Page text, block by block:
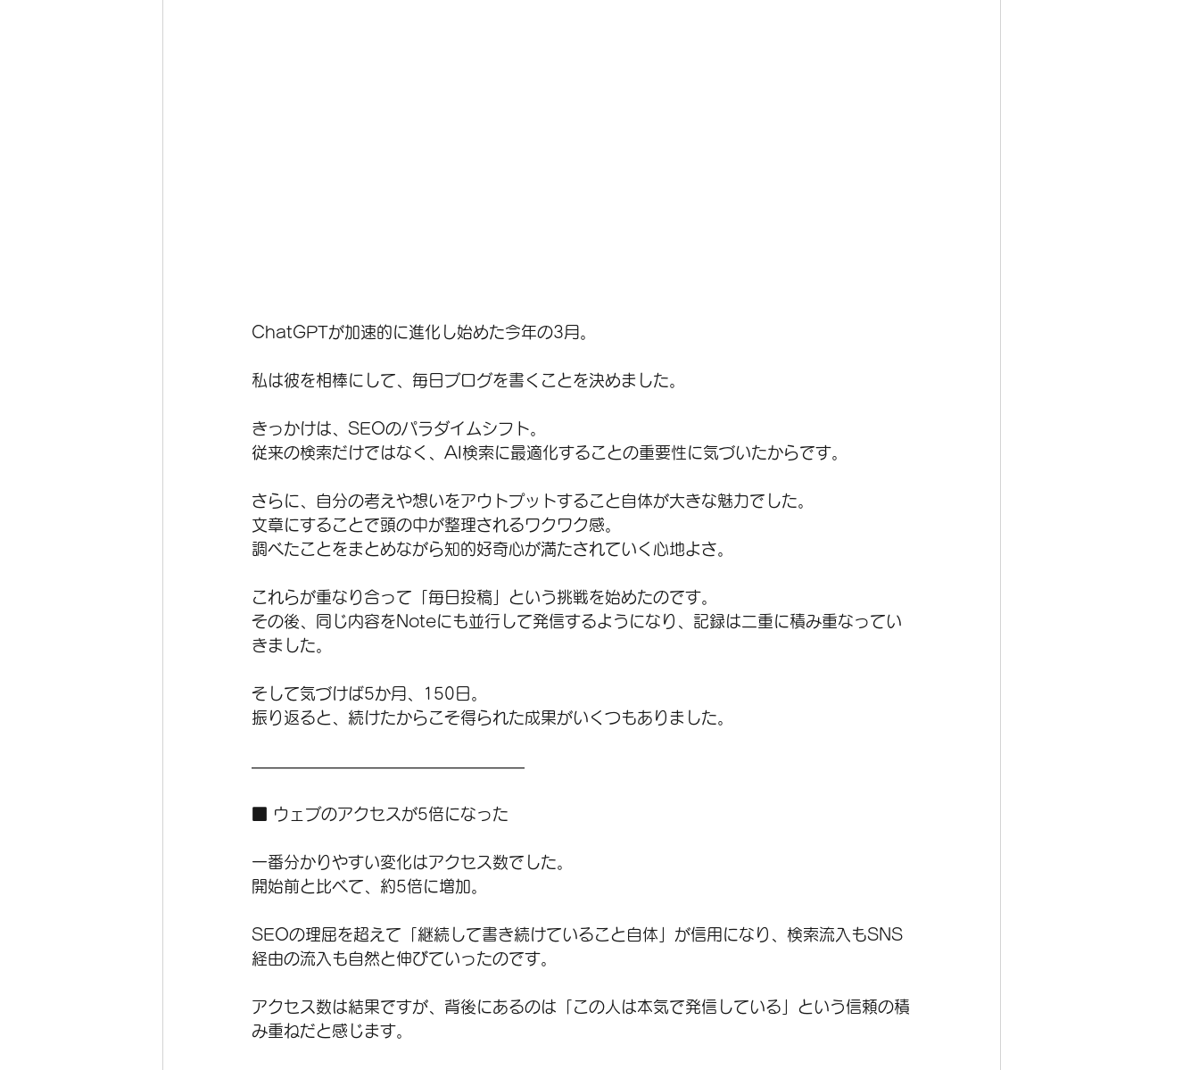
ChatGPTが加速的に進化し始めた今年の3月。
私は彼を相棒にして、毎日ブログを書くことを決めました。
きっかけは、SEOのパラダイムシフト。
従来の検索だけではなく、AI検索に最適化することの重要性に気づいたからです。
さらに、自分の考えや想いをアウトプットすること自体が大きな魅力でした。
文章にすることで頭の中が整理されるワクワク感。
調べたことをまとめながら知的好奇心が満たされていく心地よさ。
これらが重なり合って「毎日投稿」という挑戦を始めたのです。
その後、同じ内容をNoteにも並行して発信するようになり、記録は二重に積み重なってい
きました。
そして気づけば5か月、150日。
振り返ると、続けたからこそ得られた成果がいくつもありました。
―――――――――――――――――
■ ウェブのアクセスが5倍になった
一番分かりやすい変化はアクセス数でした。
開始前と比べて、約5倍に増加。
SEOの理屈を超えて「継続して書き続けていること自体」が信用になり、検索流入もSNS
経由の流入も自然と伸びていったのです。
アクセス数は結果ですが、背後にあるのは「この人は本気で発信している」という信頼の積
み重ねだと感じます。